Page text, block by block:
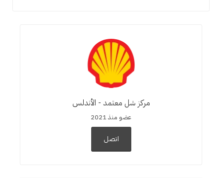
مركز شل معتمد - الأندلس
عضو منذ 2021
اتصل